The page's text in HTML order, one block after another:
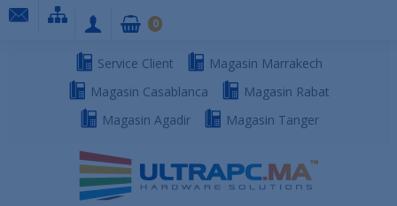
Service Client
Magasin Marrakech
Magasin Casablanca
Magasin Rabat
Magasin Agadir
Magasin Tanger
0